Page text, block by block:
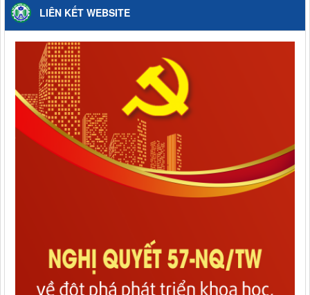
LIÊN KẾT WEBSITE